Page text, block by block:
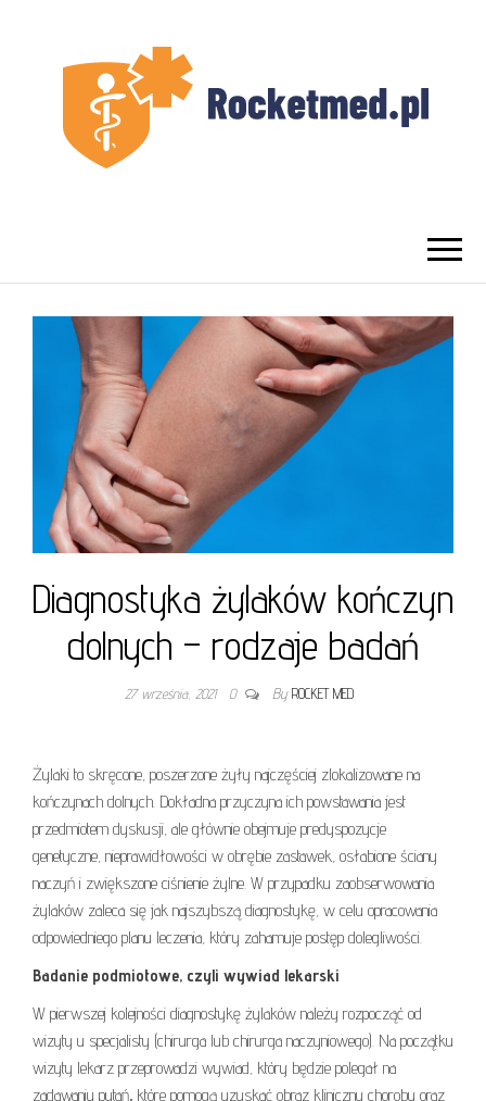
WARSZAWA
Diagnostyka żylaków kończyn
dolnych – rodzaje badań
27 września, 2021 0 By ROCKET MED
Żylaki to skręcone, poszerzone żyły najczęściej zlokalizowane na
kończynach dolnych. Dokładna przyczyna ich powstawania jest
przedmiotem dyskusji, ale głównie obejmuje predyspozycje
genetyczne, nieprawidłowości w obrębie zastawek, osłabione ściany
naczyń i zwiększone ciśnienie żylne. W przypadku zaobserwowania
żylaków zaleca się jak najszybszą diagnostykę, w celu opracowania
odpowiedniego planu leczenia, który zahamuje postęp dolegliwości.
Badanie podmiotowe, czyli wywiad lekarski
W pierwszej kolejności diagnostykę żylaków należy rozpocząć od
wizyty u specjalisty (chirurga lub chirurga naczyniowego). Na początku
wizyty lekarz przeprowadzi wywiad, który będzie polegał na
zadawaniu pytań, które pomogą uzyskać obraz kliniczny choroby oraz